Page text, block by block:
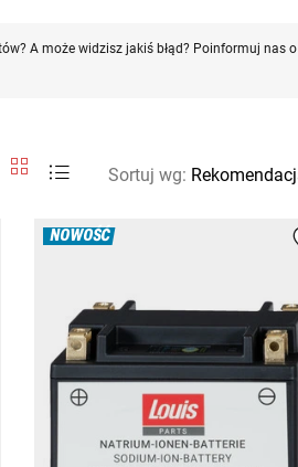
A może widzisz jakiś błąd? Poinformuj nas o
Sortuj wg:
NOWOŚĆ